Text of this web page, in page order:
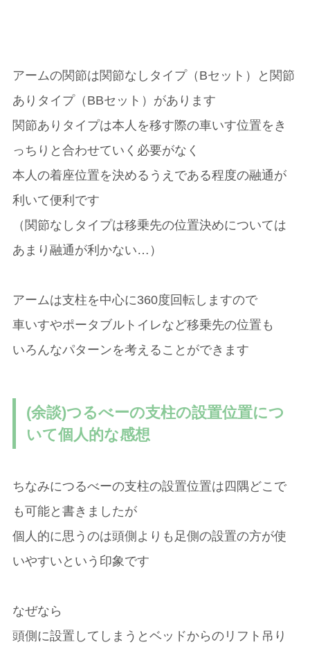
アームの関節は関節なしタイプ（Bセット）と関節
ありタイプ（BBセット）があります
関節ありタイプは本人を移す際の車いす位置をき
っちりと合わせていく必要がなく
本人の着座位置を決めるうえである程度の融通が
利いて便利です
（関節なしタイプは移乗先の位置決めについては
あまり融通が利かない…）
アームは支柱を中心に360度回転しますので
車いすやポータブルトイレなど移乗先の位置も
いろんなパターンを考えることができます
(余談)つるべーの支柱の設置位置につ
いて個人的な感想
ちなみにつるべーの支柱の設置位置は四隅どこで
も可能と書きましたが
個人的に思うのは頭側よりも足側の設置の方が使
いやすいという印象です
なぜなら
頭側に設置してしまうとベッドからのリフト吊り